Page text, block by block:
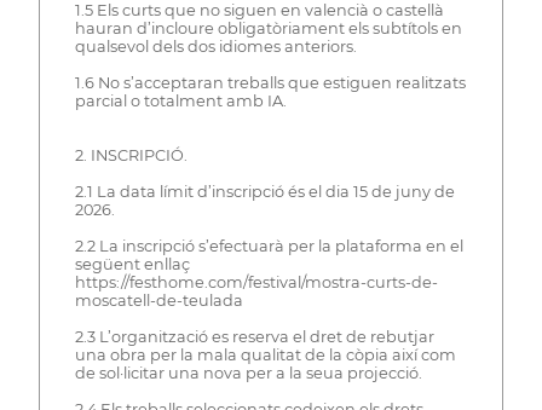
1.5 Els curts que no siguen en valencià o castellà
hauran d’incloure obligatòriament els subtítols en
qualsevol dels dos idiomes anteriors.
1.6 No s’acceptaran treballs que estiguen realitzats
parcial o totalment amb IA.
2. INSCRIPCIÓ.
2.1 La data límit d’inscripció és el dia 15 de juny de
2026.
2.2 La inscripció s’efectuarà per la plataforma en el
següent enllaç
https://festhome.com/festival/mostra-curts-de-
moscatell-de-teulada
2.3 L’organització es reserva el dret de rebutjar
una obra per la mala qualitat de la còpia així com
de sol·licitar una nova per a la seua projecció.